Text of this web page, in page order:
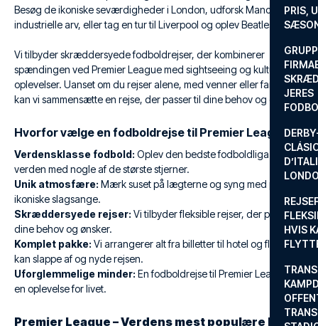
PRIS,
JERES
HVIS
Besøg de ikoniske seværdigheder i London, udforsk Manchesters
industrielle arv, eller tag en tur til Liverpool og oplev Beatles-byen.
Vi tilbyder skræddersyede fodboldrejser, der kombinerer
spændingen ved Premier League med sightseeing og kulturelle
oplevelser. Uanset om du rejser alene, med venner eller familie,
kan vi sammensætte en rejse, der passer til dine behov og ønsker.
Hvorfor vælge en fodboldrejse til Premier League?
Verdensklasse fodbold: Oplev den bedste fodboldliga i
verden med nogle af de største stjerner.
Unik atmosfære: Mærk suset på lægterne og syng med på de
ikoniske slagsange.
Skræddersyede rejser: Vi tilbyder fleksible rejser, der passer til
dine behov og ønsker.
Komplet pakke: Vi arrangerer alt fra billetter til hotel og fly, så du
kan slappe af og nyde rejsen.
Uforglemmelige minder: En fodboldrejse til Premier League er
en oplevelse for livet.
Premier League – Verdens mest populære liga